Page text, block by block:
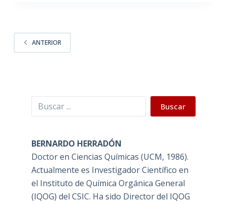
ANTERIOR
Buscar Buscar
BERNARDO HERRADÓN
Doctor en Ciencias Químicas (UCM, 1986).
Actualmente es Investigador Científico en
el Instituto de Química Orgánica General
(IQOG) del CSIC. Ha sido Director del IQOG